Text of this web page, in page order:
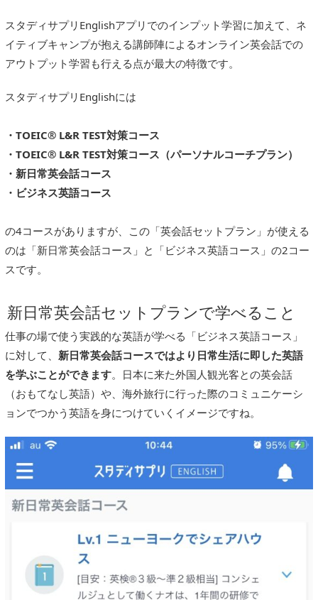
スタディサプリEnglishアプリでのインプット学習に加えて、ネ
イティブキャンプが抱える講師陣によるオンライン英会話での
アウトプット学習も行える点が最大の特徴です。
スタディサプリEnglishには
・TOEIC® L&R TEST対策コース
・TOEIC® L&R TEST対策コース（パーソナルコーチプラン）
・新日常英会話コース
・ビジネス英語コース
の4コースがありますが、この「英会話セットプラン」が使える
のは「新日常英会話コース」と「ビジネス英語コース」の2コー
スです。
新日常英会話セットプランで学べること
仕事の場で使う実践的な英語が学べる「ビジネス英語コース」
に対して、 新日常英会話コースではより日常生活に即した英語
を学ぶことができます。日本に来た外国人観光客との英会話
（おもてなし英語）や、海外旅行に行った際のコミュニケーシ
ョンでつかう英語を身につけていくイメージですね。